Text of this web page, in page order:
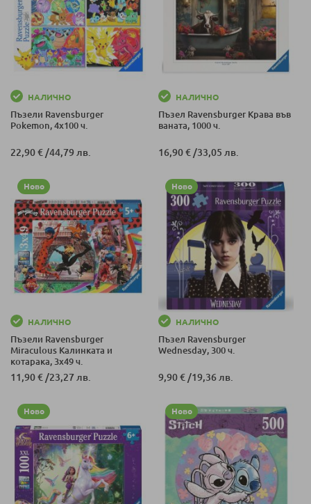
НАЛИЧНО
Пъзели Ravensburger
Pokemon, 4х100 ч.
22,90 € /44,79 лв.
НАЛИЧНО
Пъзел Ravensburger Крава във
ваната, 1000 ч.
16,90 € /33,05 лв.
Ново
НАЛИЧНО
Пъзели Ravensburger
Miraculous Калинката и
котарака, 3х49 ч.
11,90 € /23,27 лв.
Ново
НАЛИЧНО
Пъзел Ravensburger
Wednesday, 300 ч.
9,90 € /19,36 лв.
Ново Ново